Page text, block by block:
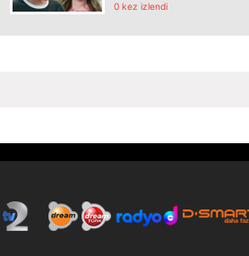
0 kez izlendi